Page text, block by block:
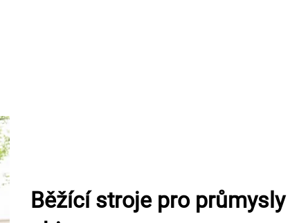
Běžící stroje pro